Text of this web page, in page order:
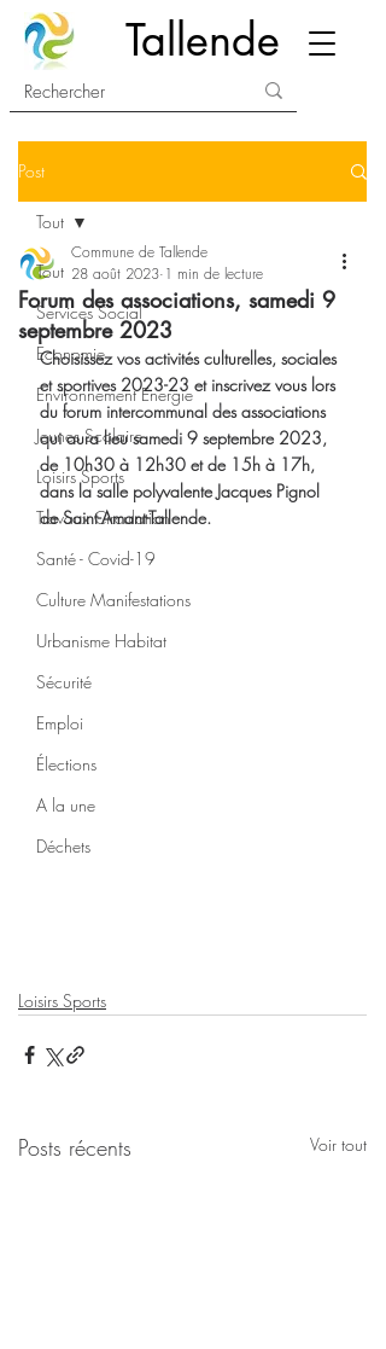
Tallende
Post
Tout
Services Social
Economie
Environnement Energie
Jeunes Scolaire
Loisirs Sports
Travaux Circulation
Santé - Covid-19
Culture Manifestations
Urbanisme Habitat
Sécurité
Emploi
Élections
A la une
Déchets
Tout
Forum des associations, samedi 9
septembre 2023
Commune de Tallende
28 août 2023 1 min de lecture
Choisissez vos activités culturelles, sociales
et sportives 2023-23 et inscrivez vous lors
du forum intercommunal des associations
qui aura lieu samedi 9 septembre 2023,
de 10h30 à 12h30 et de 15h à 17h,
dans la salle polyvalente Jacques Pignol
de Saint-Amant-Tallende.
Loisirs Sports
Posts récents Voir tout